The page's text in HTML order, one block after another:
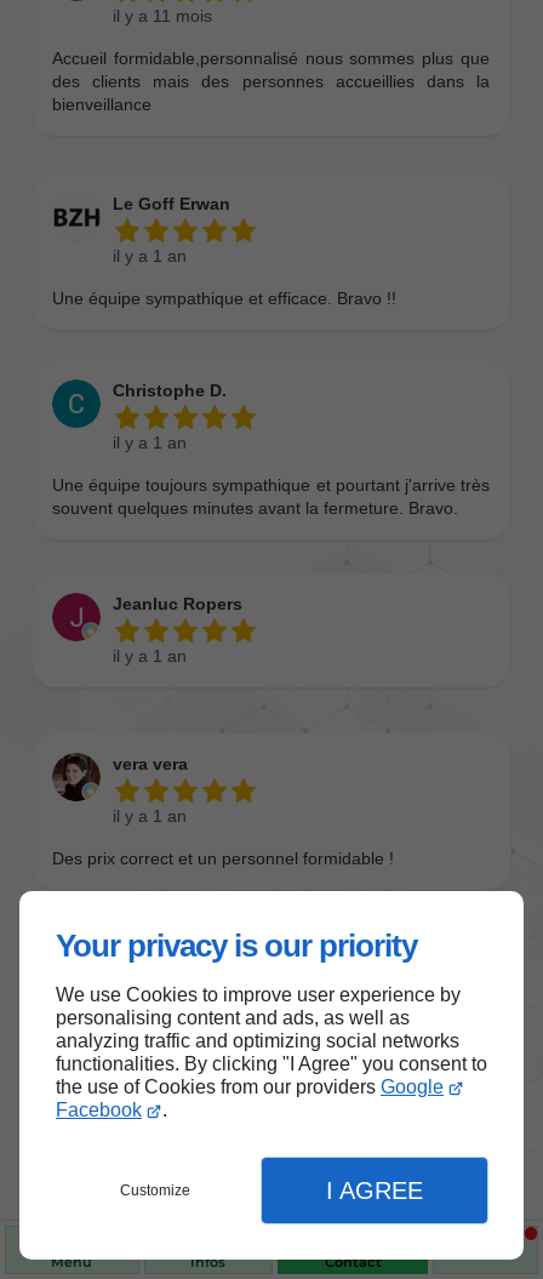
Your privacy is our priority
We use Cookies to improve user experience by
personalising content and ads, as well as
analyzing traffic and optimizing social networks
functionalities. By clicking "I Agree" you consent to
the use of Cookies from our providers Google
Facebook
.
Customize I AGREE
Menu Infos Contact
Nos produits de santé et de